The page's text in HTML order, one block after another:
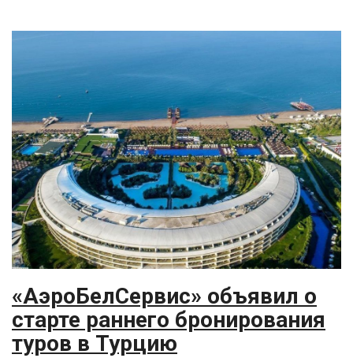
«АэроБелСервис» объявил о
старте раннего бронирования
туров в Турцию